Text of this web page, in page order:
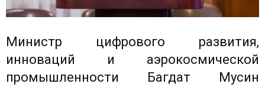
Министр цифрового развития,
инноваций и аэрокосмической
промышленности Багдат Мусин